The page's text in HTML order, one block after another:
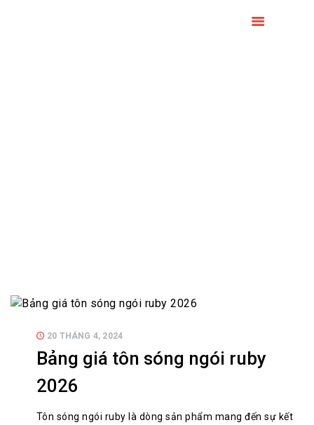
20 THÁNG 4, 2024
Bảng giá tôn sóng ngói ruby
2026
Tôn sóng ngói ruby là dòng sản phẩm mang đến sự kết